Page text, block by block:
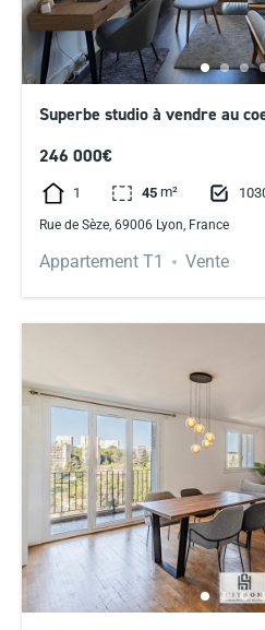
Superbe studio à vendre au
246 000€
1 45 m²
Rue de Sèze, 69006 Lyon, France
Appartement T1 Vente